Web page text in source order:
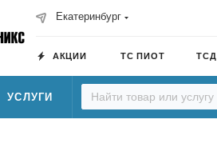
Екатеринбург
АКЦИИ ТС ПИОТ ТСД
УСЛУГИ